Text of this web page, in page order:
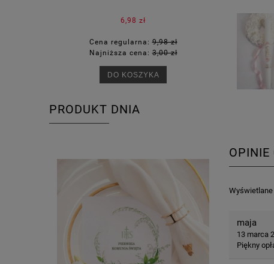
6,98 zł
Cena regularna:9,98 zł
Najniższa cena:3,00 zł
DO KOSZYKA
PRODUKT DNIA
OPINIE
Wyświetlane
maja
13 marca
Piękny